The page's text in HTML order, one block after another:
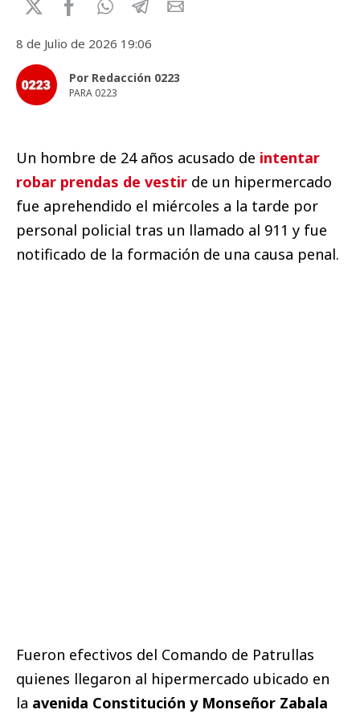
8 de Julio de 2026 19:06
Por Redacción 0223
PARA 0223
Un hombre de 24 años acusado de intentar
robar prendas de vestir de un hipermercado
fue aprehendido el miércoles a la tarde por
personal policial tras un llamado al 911 y fue
notificado de la formación de una causa penal.
Fueron efectivos del Comando de Patrullas
quienes llegaron al hipermercado ubicado en
la avenida Constitución y Monseñor Zabala